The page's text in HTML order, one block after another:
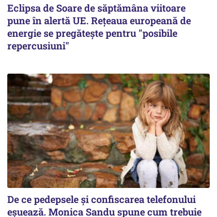
Eclipsa de Soare de săptămâna viitoare
pune în alertă UE. Rețeaua europeană de
energie se pregătește pentru "posibile
repercusiuni"
De ce pedepsele și confiscarea telefonului
eșuează. Monica Sandu spune cum trebuie